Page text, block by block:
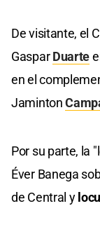
De visitante, el
GasparDuarte
en el
Jaminton
Por su parte, la
Éver Banega
de Central y